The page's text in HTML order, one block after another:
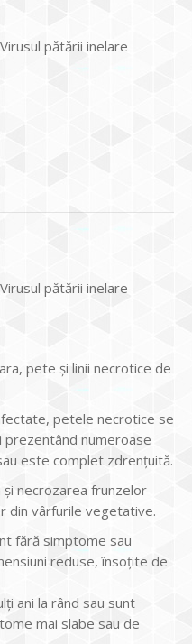
pătării inelare
pătării inelare
pete și linii necrotice de
petele necrotice se
prezentând numeroase
este complet zdrențuită.
necrozarea frunzelor
din vârfurile vegetative.
fără simptome sau
reduse, însoțite de
ani la rând sau sunt
mai slabe sau de